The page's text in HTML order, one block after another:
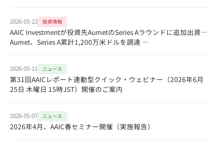
2026-05-22 投資情報
AAIC Investmentが投資先AumetのSeries Aラウンドに追加出資―
Aumet、Series A累計1,200万米ドルを調達 ―
2026-05-11 ニュース
第31回AAICレポート連動型クイック・ウェビナー（2026年6月
25日 木曜日 15時JST）開催のご案内
2026-05-07 ニュース
2026年4月、AAIC春セミナー開催（実施報告）